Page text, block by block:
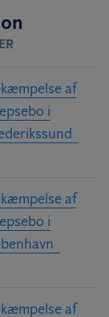
af
i
af
i
af